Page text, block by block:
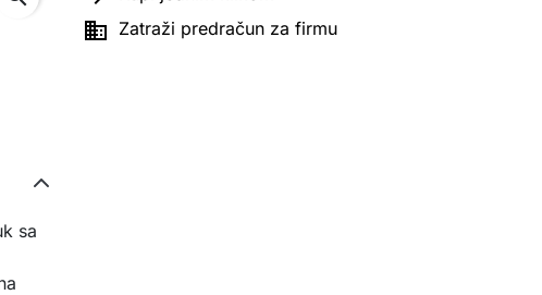
 Zatraži predračun za firmu
sa